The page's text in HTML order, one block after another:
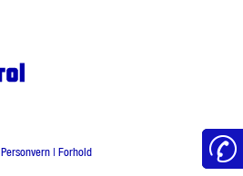
Personvern | Forhold